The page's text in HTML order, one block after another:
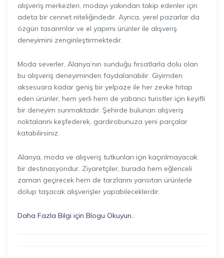
alışveriş merkezleri, modayı yakından takip edenler için
adeta bir cennet niteliğindedir. Ayrıca, yerel pazarlar da
özgün tasarımlar ve el yapımı ürünler ile alışveriş
deneyimini zenginleştirmektedir.
Moda severler, Alanya’nın sunduğu fırsatlarla dolu olan
bu alışveriş deneyiminden faydalanabilir. Giyimden
aksesuara kadar geniş bir yelpaze ile her zevke hitap
eden ürünler, hem yerli hem de yabancı turistler için keyifli
bir deneyim sunmaktadır. Şehirde bulunan alışveriş
noktalarını keşfederek, gardırobunuza yeni parçalar
katabilirsiniz.
Alanya, moda ve alışveriş tutkunları için kaçırılmayacak
bir destinasyondur. Ziyaretçiler, burada hem eğlenceli
zaman geçirecek hem de tarzlarını yansıtan ürünlerle
dolup taşacak alışverişler yapabileceklerdir.
Daha Fazla Bilgi için Blogu Okuyun..